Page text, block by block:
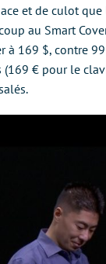
et de culot
au Smart
à 169 $, contre
(169 € pour le